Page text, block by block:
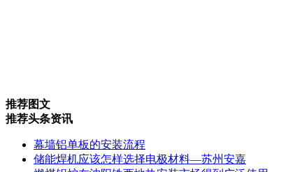
推荐图文
推荐头条资讯
幕墙铝单板的安装流程
储能焊机应该怎样选择电极材料—苏州安嘉